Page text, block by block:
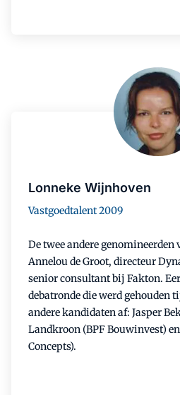
Lonneke Wijnhoven
Vastgoedtalent 2009
De twee andere genomineerden
Annelou de Groot, directeur
senior consultant bij Fakton.
debatronde die werd gehouden
andere kandidaten af: Jasper
Landkroon (BPF Bouwinvest)
Concepts).